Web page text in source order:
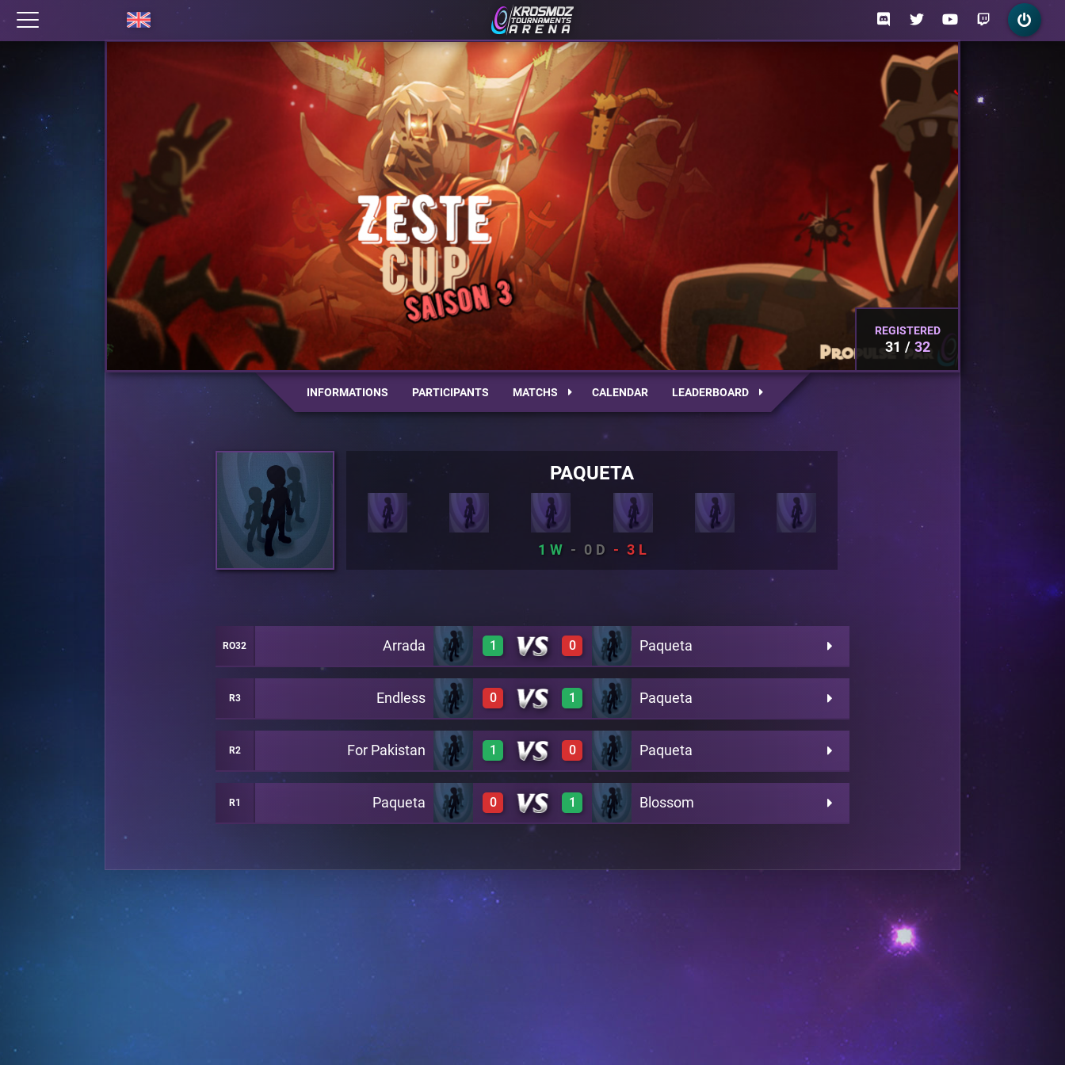
REGISTERED
31 32
INFORMATIONS PARTICIPANTS MATCHS CALENDAR LEADERBOARD
PAQUETA
1 0 3
RO32 Arrada 1 Paqueta
0
1 A20 0
R3 Endless 0 Paqueta
1
0 A24 1
R2 For Pakistan 1 Paqueta
0
1 A29 0
R1 Paqueta 0 Blossom
1